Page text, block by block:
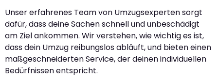
Unser erfahrenes Team von Umzugsexperten sorgt
dafür, dass deine Sachen schnell und unbeschädigt
am Ziel ankommen. Wir verstehen, wie wichtig es ist,
dass dein Umzug reibungslos abläuft, und bieten einen
maßgeschneiderten Service, der deinen individuellen
Bedürfnissen entspricht.